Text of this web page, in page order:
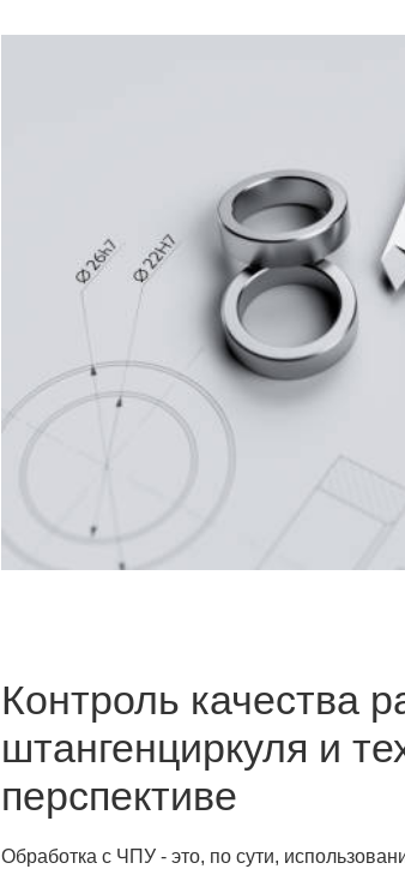
Контроль качества
штангенциркуля и
перспективе
Обработка с ЧПУ - это, по сути,